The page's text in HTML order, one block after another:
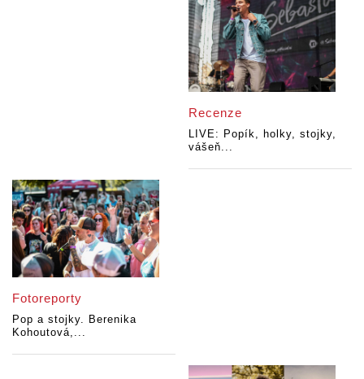
Recenze
LIVE: Popík, holky, stojky,
vášeň...
Fotoreporty
Pop a stojky. Berenika
Kohoutová,...